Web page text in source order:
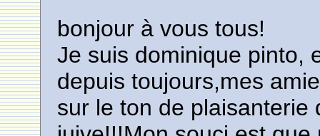
bonjour à vous tous!
Je suis dominique pinto,
depuis toujours,mes
sur le ton de plaisanterie